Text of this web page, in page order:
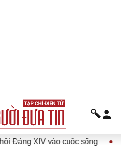
vào cuộc sống Hướng tới